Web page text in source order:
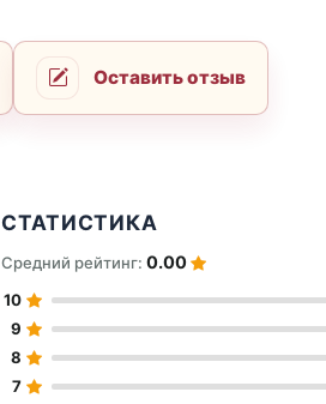
Оставить отзыв
СТАТИСТИКА
Средний рейтинг:0.00
10
9
8
7